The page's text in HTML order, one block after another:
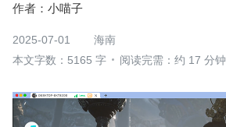
作者： 小喵子
2025-07-01
海南
本文字数：5165 字
阅读完需：约 17 分钟